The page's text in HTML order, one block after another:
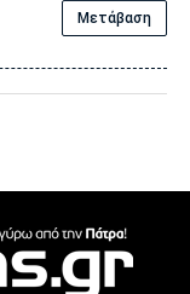
Μετάβαση